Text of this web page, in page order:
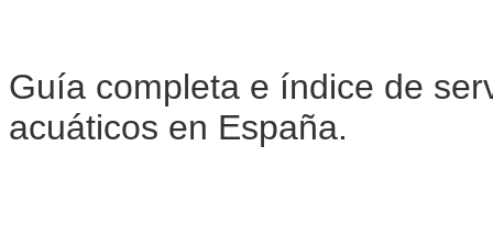
Guía completa e índice de
acuáticos en España.